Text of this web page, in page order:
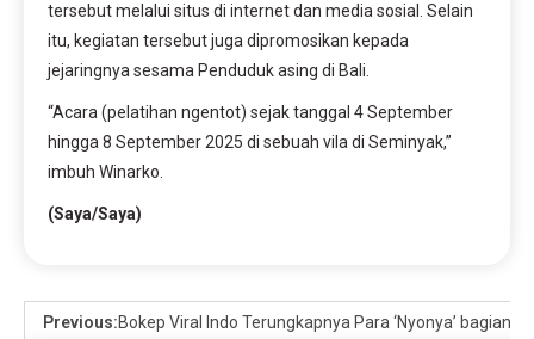
tersebut melalui situs di internet dan media sosial. Selain
itu, kegiatan tersebut juga dipromosikan kepada
jejaringnya sesama Penduduk asing di Bali.
“Acara (pelatihan ngentot) sejak tanggal 4 September
hingga 8 September 2025 di sebuah vila di Seminyak,”
imbuh Winarko.
(Saya/Saya)
Previous:Bokep Viral Indo Terungkapnya Para ‘Nyonya’ bagian